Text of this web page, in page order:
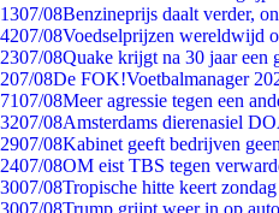
1307/08Benzineprijs daalt verder,
4207/08Voedselprijzen wereldwijd
2307/08Quake krijgt na 30 jaar een
207/08De FOK!Voetbalmanager
7107/08Meer agressie tegen een
3207/08Amsterdams dierenasiel
2907/08Kabinet geeft bedrijven
2407/08OM eist TBS tegen
3007/08Tropische hitte keert
3007/08Trump grijpt weer in op